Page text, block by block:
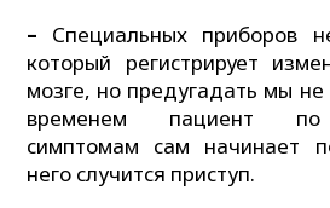
– Специальных приборов
который регистрирует
мозге, но предугадать мы
временем пациент по
симптомам сам начинает
него случится приступ.